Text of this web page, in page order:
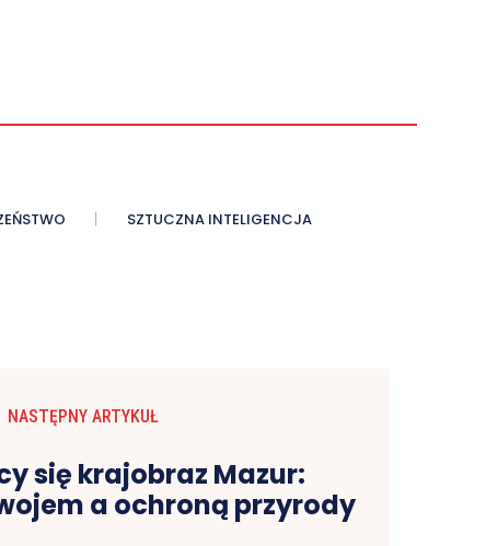
SZTUCZNA INTELIGENCJA
NASTĘPNY ARTYKUŁ
się krajobraz Mazur:
a ochroną przyrody